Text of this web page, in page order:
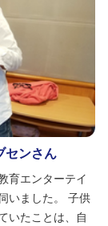
センさん
育エンターテイ
いました。 子供
いたことは、自